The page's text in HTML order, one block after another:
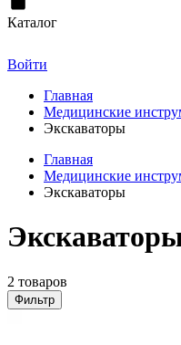
Каталог
Войти
Главная
Медицинские
Экскаваторы
Главная
Медицинские
Экскаваторы
2 товаров
Фильтр